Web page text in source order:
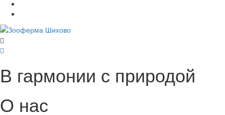
В гармонии с природой
О нас